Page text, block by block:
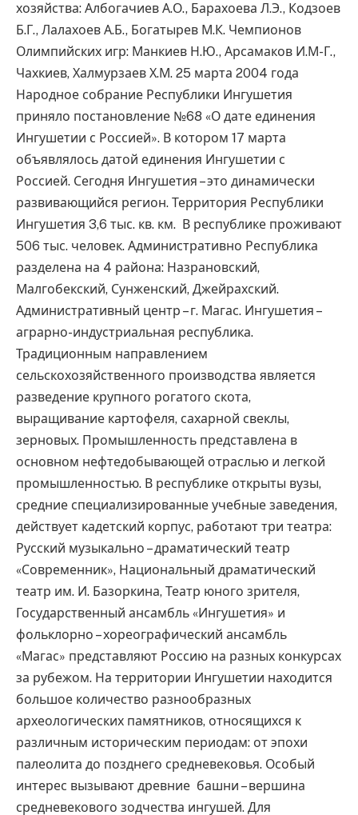
хозяйства: Албогачиев А.О., Барахоева Л.Э., Кодзоев
Б.Г., Лалахоев А.Б., Богатырев М.К. Чемпионов
Олимпийских игр: Манкиев Н.Ю., Арсамаков И.М-Г.,
Чахкиев, Халмурзаев Х.М. 25 марта 2004 года
Народное собрание Республики Ингушетия
приняло постановление №68 «О дате единения
Ингушетии с Россией». В котором 17 марта
объявлялось датой единения Ингушетии с
Россией. Сегодня Ингушетия – это динамически
развивающийся регион. Территория Республики
Ингушетия 3,6 тыс. кв. км. В республике проживают
506 тыс. человек. Административно Республика
разделена на 4 района: Назрановский,
Малгобекский, Сунженский, Джейрахский.
Административный центр – г. Магас. Ингушетия –
аграрно-индустриальная республика.
Традиционным направлением
сельскохозяйственного производства является
разведение крупного рогатого скота,
выращивание картофеля, сахарной свеклы,
зерновых. Промышленность представлена в
основном нефтедобывающей отраслью и легкой
промышленностью. В республике открыты вузы,
средние специализированные учебные заведения,
действует кадетский корпус, работают три театра:
Русский музыкально – драматический театр
«Современник», Национальный драматический
театр им. И. Базоркина, Театр юного зрителя,
Государственный ансамбль «Ингушетия» и
фольклорно – хореографический ансамбль
«Магас» представляют Россию на разных конкурсах
за рубежом. На территории Ингушетии находится
большое количество разнообразных
археологических памятников, относящихся к
различным историческим периодам: от эпохи
палеолита до позднего средневековья. Особый
интерес вызывают древние башни – вершина
средневекового зодчества ингушей. Для